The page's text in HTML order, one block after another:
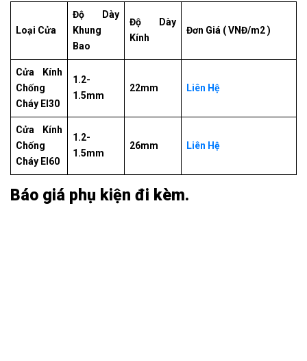
Loại Cửa
Độ Dày
Khung
Bao
Độ Dày
Kính
Đơn Giá ( VNĐ/m2 )
Cửa Kính
Chống
Cháy EI30
1.2-
1.5mm
22mm Liên Hệ
Cửa Kính
Chống
Cháy EI60
1.2-
1.5mm
26mm Liên Hệ
Báo giá phụ kiện đi kèm.